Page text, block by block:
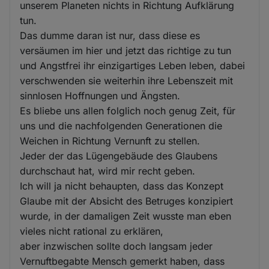
unserem Planeten nichts in Richtung Aufklärung
tun.
Das dumme daran ist nur, dass diese es
versäumen im hier und jetzt das richtige zu tun
und Angstfrei ihr einzigartiges Leben leben, dabei
verschwenden sie weiterhin ihre Lebenszeit mit
sinnlosen Hoffnungen und Ängsten.
Es bliebe uns allen folglich noch genug Zeit, für
uns und die nachfolgenden Generationen die
Weichen in Richtung Vernunft zu stellen.
Jeder der das Lügengebäude des Glaubens
durchschaut hat, wird mir recht geben.
Ich will ja nicht behaupten, dass das Konzept
Glaube mit der Absicht des Betruges konzipiert
wurde, in der damaligen Zeit wusste man eben
vieles nicht rational zu erklären,
aber inzwischen sollte doch langsam jeder
Vernuftbegabte Mensch gemerkt haben, dass